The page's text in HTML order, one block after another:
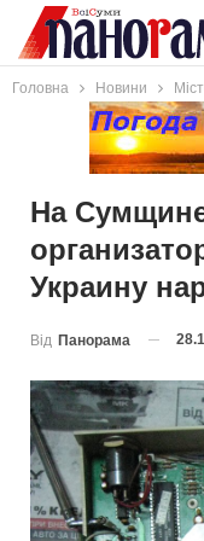
Головна Новини
На
Украину
Від Панорама